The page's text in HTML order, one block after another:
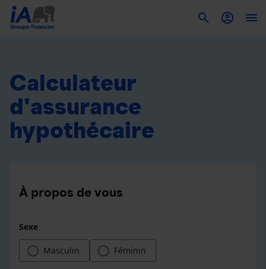
Calculateur
d'assurance
hypothécaire
À propos de vous
Sexe
Masculin Féminin